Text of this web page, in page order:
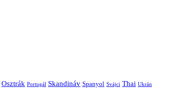
Osztrák Portugál Skandináv Spanyol Svájci Thai Ukrán